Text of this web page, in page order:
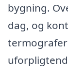
bygning.
dag, og